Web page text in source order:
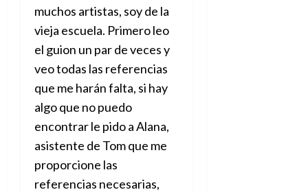
muchos artistas, soy de la
vieja escuela. Primero leo
el guion un par de veces y
veo todas las referencias
que me harán falta, si hay
algo que no puedo
encontrar le pido a Alana,
asistente de Tom que me
proporcione las
referencias necesarias,